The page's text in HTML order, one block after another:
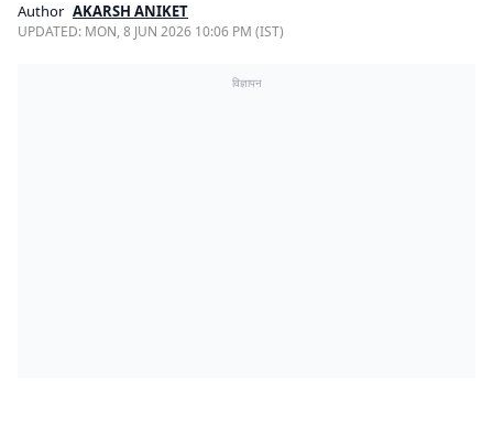
Author AKARSH ANIKET
UPDATED: MON, 8 JUN 2026 10:06 PM (IST)
विज्ञापन